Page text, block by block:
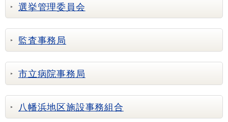
選挙管理委員会
監査事務局
市立病院事務局
八幡浜地区施設事務組合